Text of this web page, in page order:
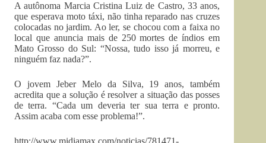
A autônoma Marcia Cristina Luiz de Castro, 33 anos,
que esperava moto táxi, não tinha reparado nas cruzes
colocadas no jardim. Ao ler, se chocou com a faixa no
local que anuncia mais de 250 mortes de índios em
Mato Grosso do Sul: “Nossa, tudo isso já morreu, e
ninguém faz nada?”.
O jovem Jeber Melo da Silva, 19 anos, também
acredita que a solução é resolver a situação das posses
de terra. “Cada um deveria ter sua terra e pronto.
Assim acaba com esse problema!”.